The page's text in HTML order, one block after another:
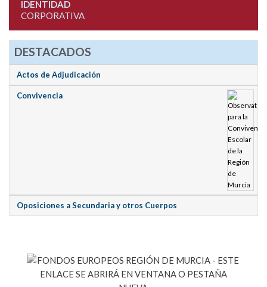
IDENTIDAD
CORPORATIVA
DESTACADOS
Actos de Adjudicación
Convivencia
Oposiciones a Secundaria y otros Cuerpos